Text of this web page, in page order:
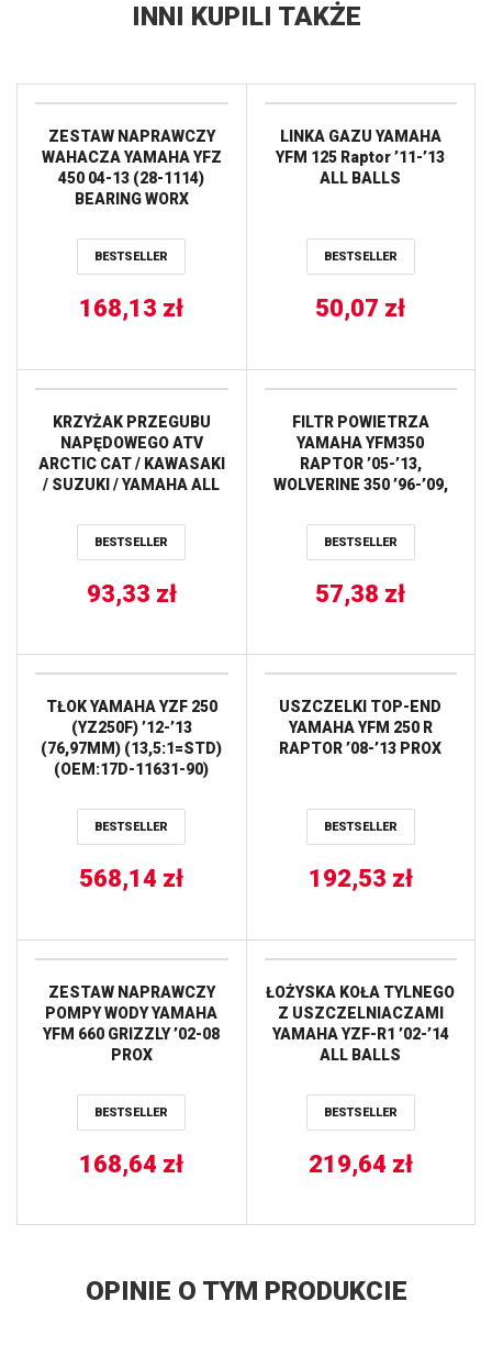
INNI KUPILI TAKŻE
ZESTAW NAPRAWCZY
WAHACZA YAMAHA YFZ
450 04-13 (28-1114)
BEARING WORX
BESTSELLER
168,13 zł
LINKA GAZU YAMAHA
YFM 125 Raptor ’11-’13
ALL BALLS
BESTSELLER
50,07 zł
KRZYŻAK PRZEGUBU
NAPĘDOWEGO ATV
ARCTIC CAT / KAWASAKI
/ SUZUKI / YAMAHA ALL
BESTSELLER
93,33 zł
FILTR POWIETRZA
YAMAHA YFM350
RAPTOR ’05-’13,
WOLVERINE 350 ’96-’09,
YFM600 GRIZZLY ’98-’01,
YFM660 GRIZZLY ’02-’08
BESTSELLER
57,38 zł
TŁOK YAMAHA YZF 250
(YZ250F) ’12-’13
(76,97MM) (13,5:1=STD)
(OEM:17D-11631-90)
BESTSELLER
568,14 zł
USZCZELKI TOP-END
YAMAHA YFM 250 R
RAPTOR ’08-’13 PROX
BESTSELLER
192,53 zł
ZESTAW NAPRAWCZY
POMPY WODY YAMAHA
YFM 660 GRIZZLY ’02-08
PROX
BESTSELLER
168,64 zł
ŁOŻYSKA KOŁA TYLNEGO
Z USZCZELNIACZAMI
YAMAHA YZF-R1 ’02-’14
ALL BALLS
BESTSELLER
219,64 zł
OPINIE O TYM PRODUKCIE